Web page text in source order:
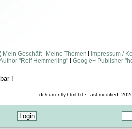
Mein Geschäft ! Meine Themen ! Impressum /
"Rolf Hemmerling" ! Google+ Publisher
!
de/currently.html.txt · Last modified: